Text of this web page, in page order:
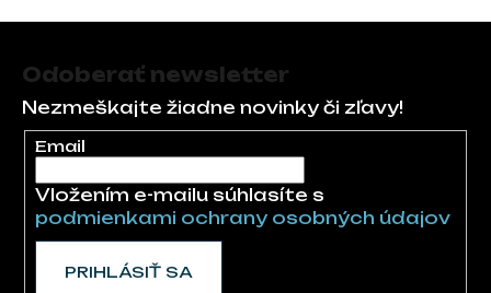
Odoberať newsletter
Nezmeškajte žiadne novinky či zľavy!
Email
Vložením e-mailu súhlasíte s
podmienkami ochrany osobných údajov
PRIHLÁSIŤ SA